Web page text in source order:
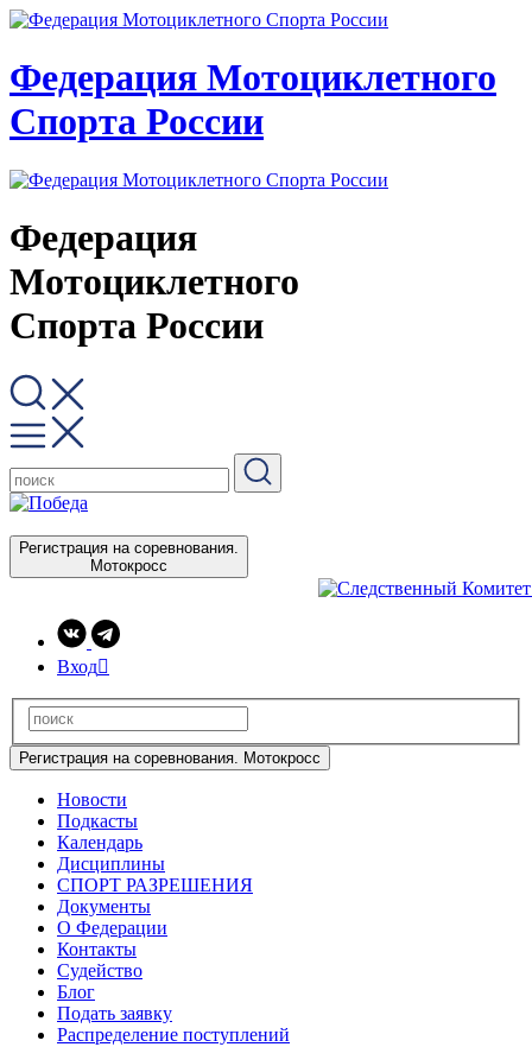
Федерация Мотоциклетного
Спорта России
Федерация
Мотоциклетного
Спорта России
Регистрация на соревнования.
Мотокросс
Вход
Регистрация на соревнования. Мотокросс
Новости
Подкасты
Календарь
Дисциплины
СПОРТ РАЗРЕШЕНИЯ
Документы
О Федерации
Контакты
Судейство
Блог
Подать заявку
Распределение поступлений